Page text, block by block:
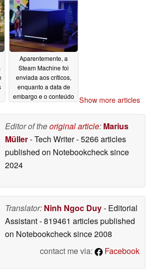
2026
Aparentemente, a
Steam Machine foi
enviada aos críticos,
enquanto a data de
embargo e o conteúdo Show more articles
Editor of theoriginal article: Marius
Müller- Tech Writer- 5266 articles
published on Notebookchecksince
2024
Translator: Ninh Ngoc Duy- Editorial
Assistant- 819461 articles published
on Notebookchecksince 2008
contact me via:
Facebook